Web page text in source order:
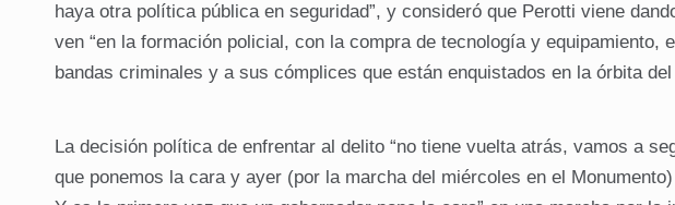
haya otra política pública en seguridad”, y consideró que Perotti viene
ven “en la formación policial, con la compra de tecnología y equipamiento,
bandas criminales y a sus cómplices que están enquistados en la órbita del
La decisión política de enfrentar al delito “no tiene vuelta atrás, vamos a
que ponemos la cara y ayer (por la marcha del miércoles en el